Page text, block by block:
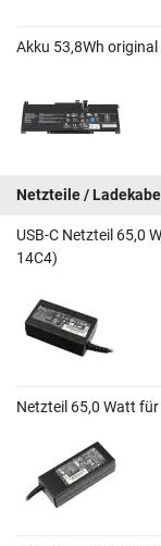
Akku 53,8Wh
Netzteile / Ladekabel
USB-C Netzteil 65,0
14C4)
Netzteil 65,0 Watt